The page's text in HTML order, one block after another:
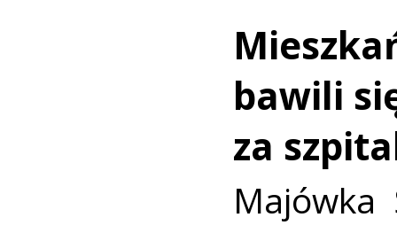
bawili
za
Majówka